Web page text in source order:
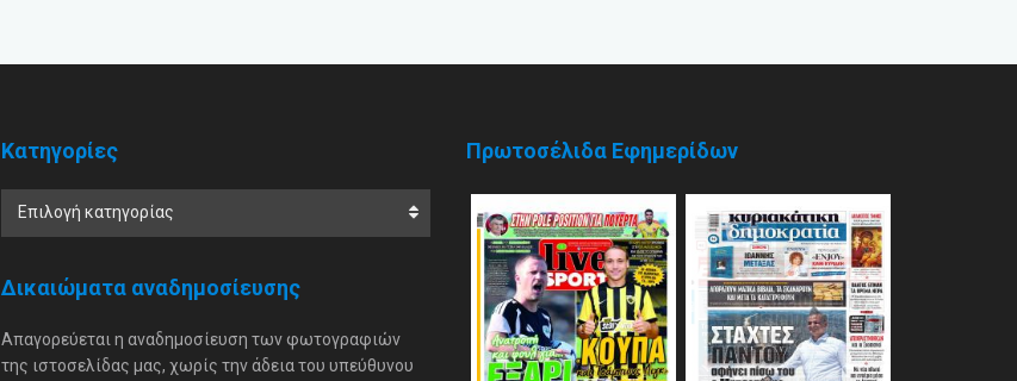
Κατηγορίες
Επιλογή κατηγορίας
Δικαιώματα αναδημοσίευσης
Απαγορεύεται η αναδημοσίευση των φωτογραφιών
της ιστοσελίδας μας, χωρίς την άδεια του υπεύθυνου
Πρωτοσέλιδα Εφημερίδων